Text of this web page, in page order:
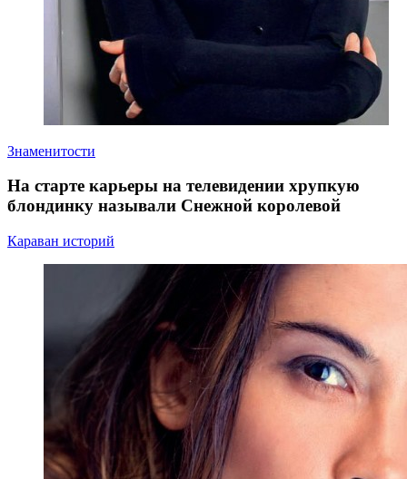
Знаменитости
На старте карьеры на телевидении хрупкую
блондинку называли Снежной королевой
Караван историй